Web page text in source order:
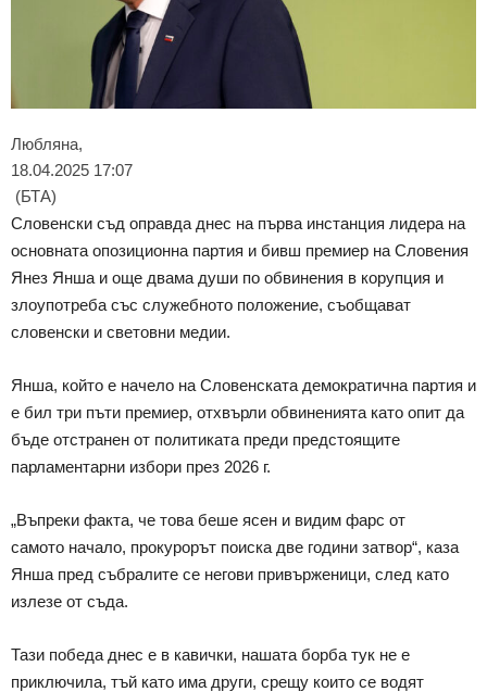
Любляна,
18.04.2025 17:07
(БТА)
Словенски съд оправда днес на първа инстанция лидера на
основната опозиционна партия и бивш премиер на Словения
Янез Янша и още двама души по обвинения в корупция и
злоупотреба със служебното положение, съобщават
словенски и световни медии.
Янша, който е начело на Словенската демократична партия и
е бил три пъти премиер, отхвърли обвиненията като опит да
бъде отстранен от политиката преди предстоящите
парламентарни избори през 2026 г.
„Въпреки факта, че това беше ясен и видим фарс от
самото начало, прокурорът поиска две години затвор“, каза
Янша пред събралите се негови привърженици, след като
излезе от съда.
Тази победа днес е в кавички, нашата борба тук не е
приключила, тъй като има други, срещу които се водят